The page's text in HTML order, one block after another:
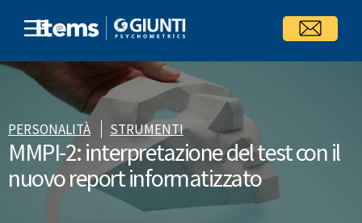
PERSONALITÀ STRUMENTI
MMPI-2: interpretazione del test con il
nuovo report informatizzato